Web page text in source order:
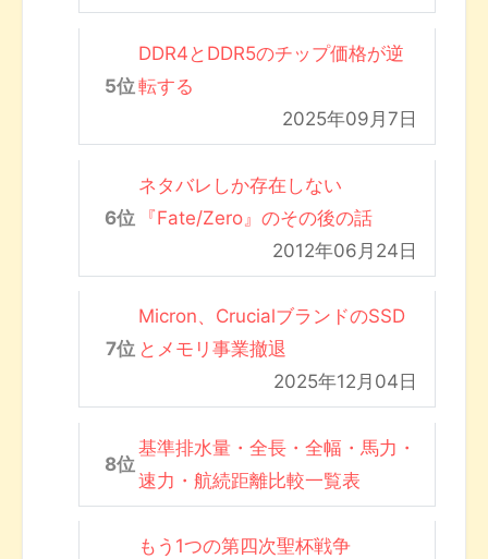
DDR4とDDR5のチップ価格が逆
転する
2025年09月7日
ネタバレしか存在しない
『Fate/Zero』のその後の話
2012年06月24日
Micron、CrucialブランドのSSD
とメモリ事業撤退
2025年12月04日
基準排水量・全長・全幅・馬力・
速力・航続距離比較一覧表
もう1つの第四次聖杯戦争